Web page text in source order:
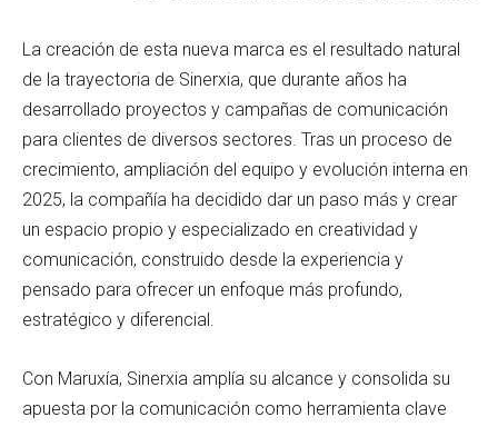
La creación de esta nueva marca es el resultado natural
de la trayectoria de Sinerxia, que durante años ha
desarrollado proyectos y campañas de comunicación
para clientes de diversos sectores. Tras un proceso de
crecimiento, ampliación del equipo y evolución interna en
2025, la compañía ha decidido dar un paso más y crear
un espacio propio y especializado en creatividad y
comunicación, construido desde la experiencia y
pensado para ofrecer un enfoque más profundo,
estratégico y diferencial.
Con Maruxía, Sinerxia amplía su alcance y consolida su
apuesta por la comunicación como herramienta clave